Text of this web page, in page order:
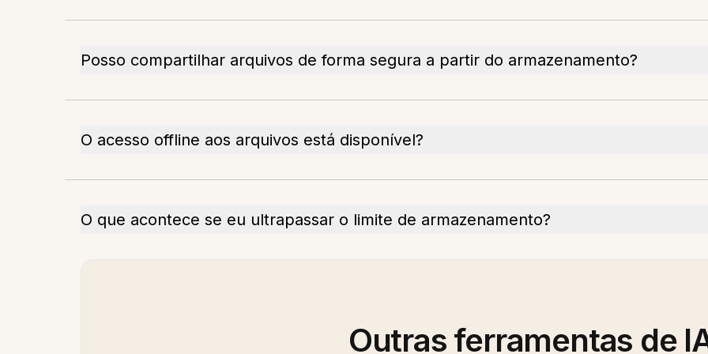
Posso compartilhar arquivos de forma segura a partir do armazenamento?
O acesso offline aos arquivos está disponível?
O que acontece se eu ultrapassar o limite de armazenamento?
Outras ferramentas de